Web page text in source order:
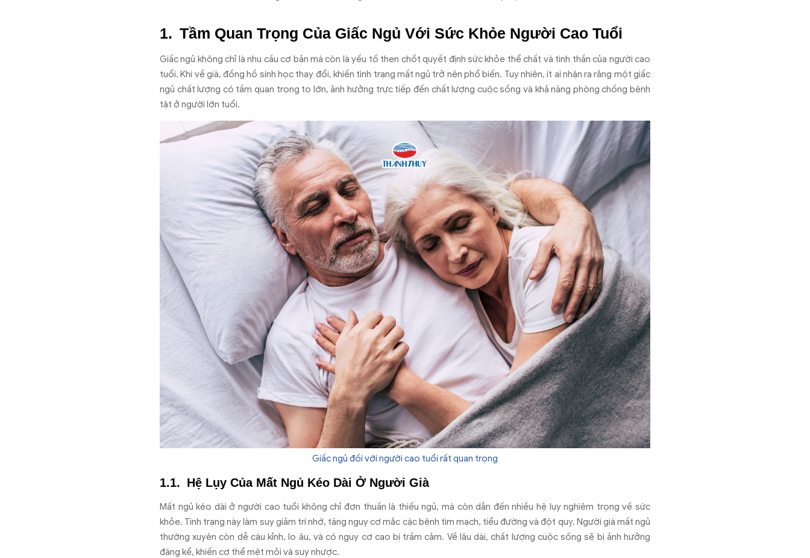
Tầm Quan Trọng Của Giấc Ngủ Với Sức Khỏe Người Cao Tuổi
Giấc ngủ không chỉ là nhu cầu cơ bản mà còn là yếu tố then chốt quyết định sức khỏe thể chất và tinh thần của người cao
tuổi. Khi về già, đồng hồ sinh học thay đổi, khiến tình trạng mất ngủ trở nên phổ biến. Tuy nhiên, ít ai nhận ra rằng một giấc
ngủ chất lượng có tầm quan trọng to lớn, ảnh hưởng trực tiếp đến chất lượng cuộc sống và khả năng phòng chống bệnh
tật ở người lớn tuổi.
Giấc ngủ đối với người cao tuổi rất quan trọng
Hệ Lụy Của Mất Ngủ Kéo Dài Ở Người Già
Mất ngủ kéo dài ở người cao tuổi không chỉ đơn thuần là thiếu ngủ, mà còn dẫn đến nhiều hệ lụy nghiêm trọng về sức
khỏe. Tình trạng này làm suy giảm trí nhớ, tăng nguy cơ mắc các bệnh tim mạch, tiểu đường và đột quỵ. Người già mất ngủ
thường xuyên còn dễ cáu kỉnh, lo âu, và có nguy cơ cao bị trầm cảm. Về lâu dài, chất lượng cuộc sống sẽ bị ảnh hưởng
đáng kể, khiến cơ thể mệt mỏi và suy nhược.